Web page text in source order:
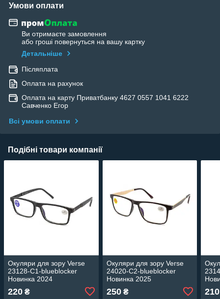
Умови оплати
Ви отримаєте замовлення
або гроші повернуться на вашу картку
Детальніше
Післяплата
Оплата на рахунок
Оплата на карту Приватбанку 4627 0557 1041 6222
Савченко Егор
Всі умови оплати
Подібні товари компанії
Окуляри для зору Verse
23128-C1-blueblocker
Новинка 2024
220 ₴
Окуляри для зору Verse
24020-C2-blueblocker
Новинка 2025
250₴ 210